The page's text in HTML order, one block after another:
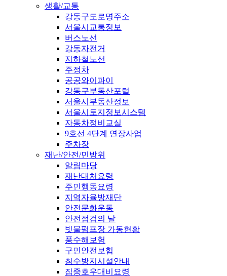
생활/교통
강동구도로명주소
서울시교통정보
버스노선
강동자전거
지하철노선
주정차
공공와이파이
강동구부동산포털
서울시부동산정보
서울시토지정보시스템
자동차정비교실
9호선 4단계 연장사업
주차장
재난/안전/민방위
알림마당
재난대처요령
주민행동요령
지역자율방재단
안전문화운동
안전점검의 날
빗물펌프장 가동현황
풍수해보험
구민안전보험
침수방지시설안내
집중호우대비요령